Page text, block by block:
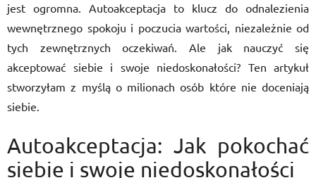
jest ogromna. Autoakceptacja to klucz do odnalezienia
wewnętrznego spokoju i poczucia wartości, niezależnie od
tych zewnętrznych oczekiwań. Ale jak nauczyć się
akceptować siebie i swoje niedoskonałości? Ten artykuł
stworzyłam z myślą o milionach osób które nie doceniają
siebie.
Autoakceptacja: Jak pokochać
siebie i swoje niedoskonałości